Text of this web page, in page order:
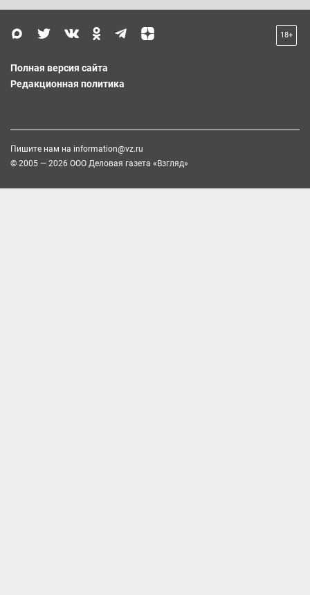
18+
Полная версия сайта
Редакционная политика
Пишите нам на information@vz.ru
© 2005 — 2026 ООО Деловая газета «Взгляд»